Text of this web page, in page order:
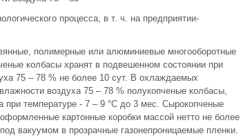
процесса, в т. ч. на предприятии-
полимерные или алюминиевые многооборотные
колбасы хранят в подвешенном состоянии при
75 – 78 % не более 10 сут. В охлаждаемых
воздуха 75 – 78 % полукопченые колбасы,
при температуре - 7 – 9 °С до 3 мес. Сырокопченые
картонные коробки массой нетто не более
вакуумом в прозрачные газонепроницаемые пленки.